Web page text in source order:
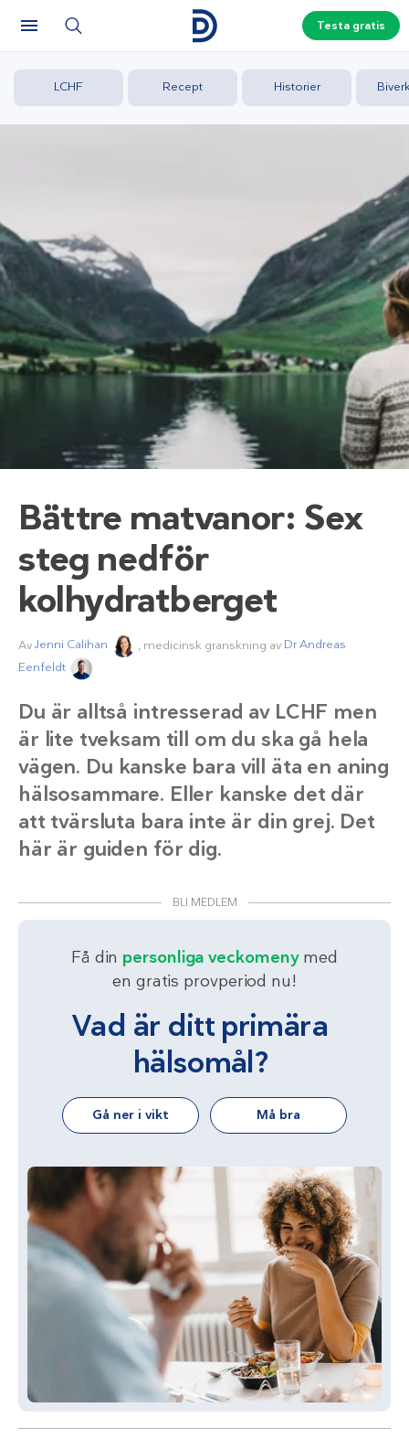
Testa gratis
LCHF Recept Historier
Bättre matvanor: Sex
steg nedför
kolhydratberget
AvJenni Calihan , medicinsk granskning av Dr Andreas
Eenfeldt
Du är alltså intresserad av LCHF men
är lite tveksam till om du ska gå hela
vägen. Du kanske bara vill äta en aning
hälsosammare. Eller kanske det där
att tvärsluta bara inte är din grej. Det
här är guiden för dig.
BLI MEDLEM
Få din personliga veckomenymed
en gratis provperiod nu!
Vad är ditt primära
hälsomål?
Gå ner i vikt Må bra